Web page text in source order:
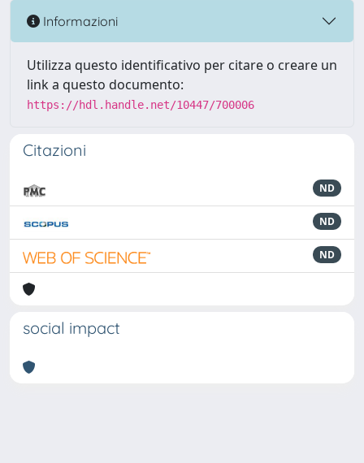
Informazioni
Utilizza questo identificativo per citare o creare un
link a questo documento:
https://hdl.handle.net/10447/700006
Citazioni
ND
ND
ND
social impact